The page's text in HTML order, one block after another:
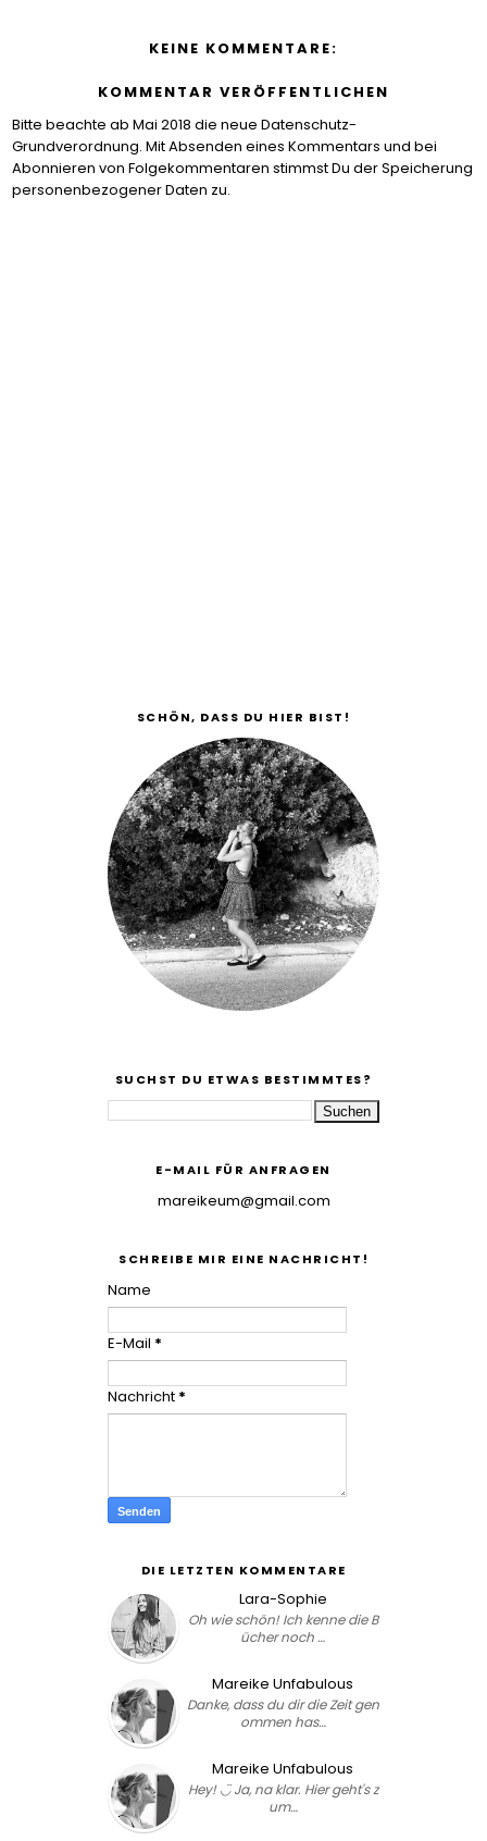
KEINE KOMMENTARE:
KOMMENTAR VERÖFFENTLICHEN
Bitte beachte ab Mai 2018 die neue Datenschutz-
Grundverordnung. Mit Absenden eines Kommentars und bei
Abonnieren von Folgekommentaren stimmst Du der Speicherung
personenbezogener Daten zu.
SCHÖN, DASS DU HIER BIST!
SUCHST DU ETWAS BESTIMMTES?
E-MAIL FÜR ANFRAGEN
mareikeum@gmail.com
SCHREIBE MIR EINE NACHRICHT!
Name
E-Mail *
Nachricht *
DIE LETZTEN KOMMENTARE
Lara-Sophie
Oh wie schön! Ich kenne die B
ücher noch …
Mareike Unfabulous
Danke, dass du dir die Zeit gen
ommen has…
Mareike Unfabulous
Hey! ◡̈ Ja, na klar. Hier geht's z
um…